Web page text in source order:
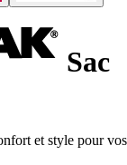
Sac
et style pour vos